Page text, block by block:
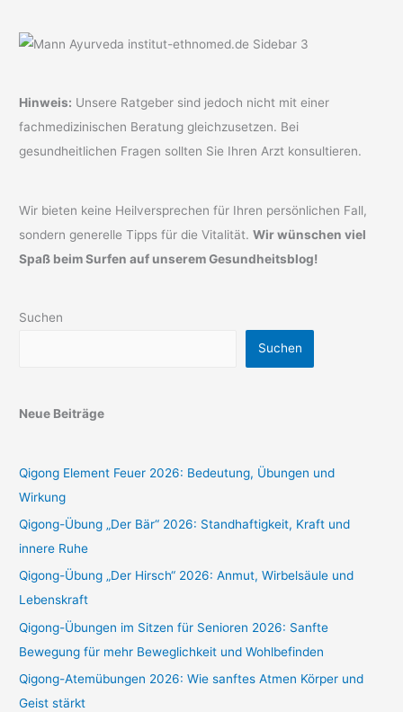
Hinweis: Unsere Ratgeber sind jedoch nicht mit einer
fachmedizinischen Beratung gleichzusetzen. Bei
gesundheitlichen Fragen sollten Sie Ihren Arzt konsultieren.
Wir bieten keine Heilversprechen für Ihren persönlichen Fall,
sondern generelle Tipps für die Vitalität.Wir wünschen viel
Spaß beim Surfen auf unserem Gesundheitsblog!
Suchen
Suchen
Neue Beiträge
Qigong Element Feuer 2026: Bedeutung, Übungen und
Wirkung
Qigong-Übung „Der Bär“ 2026: Standhaftigkeit, Kraft und
innere Ruhe
Qigong-Übung „Der Hirsch“ 2026: Anmut, Wirbelsäule und
Lebenskraft
Qigong-Übungen im Sitzen für Senioren 2026: Sanfte
Bewegung für mehr Beweglichkeit und Wohlbefinden
Qigong-Atemübungen 2026: Wie sanftes Atmen Körper und
Geist stärkt